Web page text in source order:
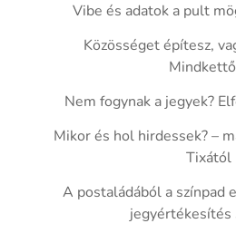
Vibe és adatok a pult
Közösséget építesz,
Nem fogynak a jegyek?
Mikor és hol hirdessek? –
Tixától
A postaládából a színpad
jegyértékesítés